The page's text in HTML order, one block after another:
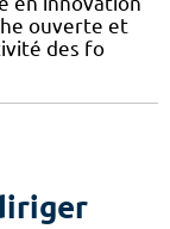
ouverte et
des fo